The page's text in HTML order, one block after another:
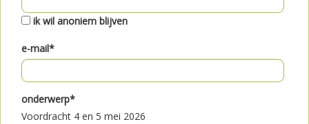
ik wil anoniem blijven
e-mail*
onderwerp*
Voordracht 4 en 5 mei 2026